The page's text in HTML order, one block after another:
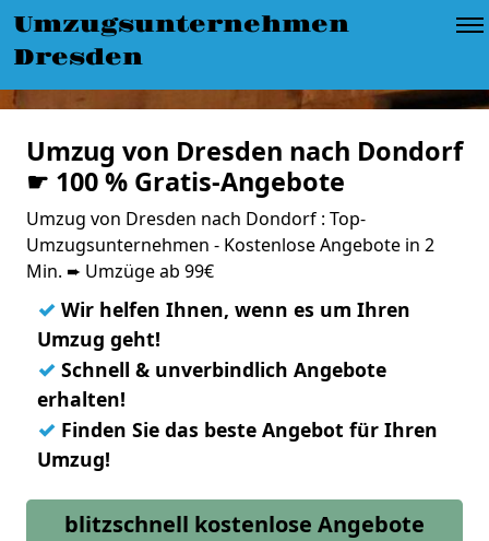
Umzugsunternehmen
Dresden
Umzug von Dresden nach Dondorf
☛ 100 % Gratis-Angebote
Umzug von Dresden nach Dondorf : Top-
Umzugsunternehmen - Kostenlose Angebote in 2
Min. ➨ Umzüge ab 99€
✓ Wir helfen Ihnen, wenn es um Ihren
Umzug geht!
✓ Schnell & unverbindlich Angebote
erhalten!
✓ Finden Sie das beste Angebot für Ihren
Umzug!
blitzschnell kostenlose Angebote